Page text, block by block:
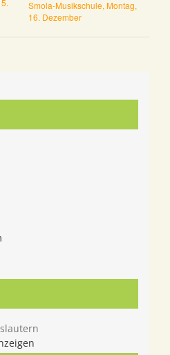
Smola-Musikschule, Montag,
16. Dezember